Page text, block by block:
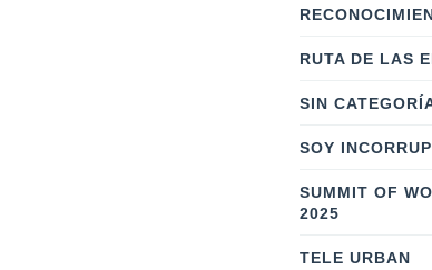
RUTA DE LAS
SIN
SOY
SUMMIT OF
2025
TELE URBAN